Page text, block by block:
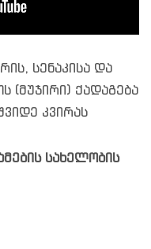
სენაკისა და
(მუჯირი) ქადაგება
კვირას
სახელობის